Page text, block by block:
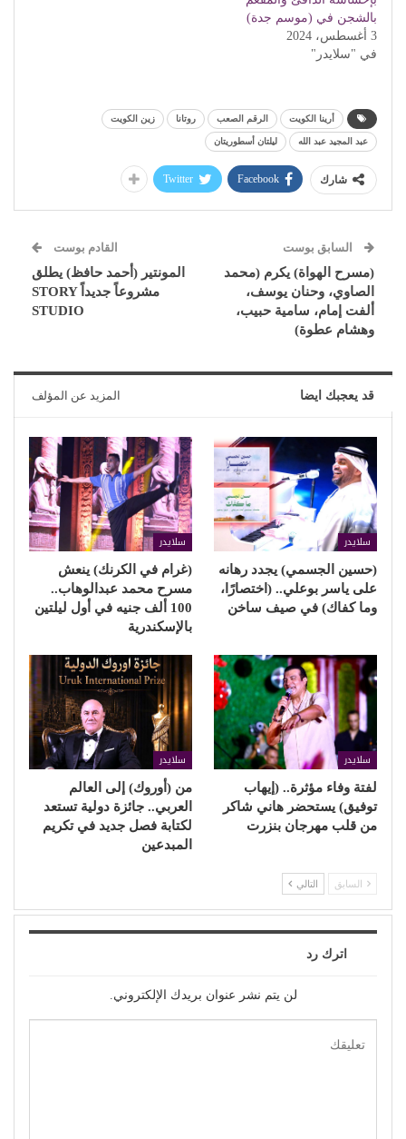
بالشجن في (موسم جدة)
3 أغسطس، 2024
في "سلايدر"
أرينا الكويت الرقم الصعب روتانا زين الكويت
عبد المجيد عبد الله ليلتان أسطوريتان
شارك Facebook
Twitter
السابق بوست
(مسرح الهواة) يكرم (محمد
الصاوي، وحنان يوسف،
ألفت إمام، سامية حبيب،
وهشام عطوة)
القادم بوست
المونتير (أحمد حافظ) يطلق
مشروعاً جديداً STORY
STUDIO
قد يعجبك ايضا المزيد عن المؤلف
سلايدر
(حسين الجسمي) يجدد رهانه
على ياسر بوعلي.. (اختصارًا،
وما كفاك) في صيف ساخن
سلايدر
(غرام في الكرنك) ينعش
مسرح محمد عبدالوهاب..
100 ألف جنيه في أول ليلتين
بالإسكندرية
سلايدر
لفتة وفاء مؤثرة.. (إيهاب
توفيق) يستحضر هاني شاكر
من قلب مهرجان بنزرت
سلايدر
من (أوروك) إلى العالم
العربي.. جائزة دولية تستعد
لكتابة فصل جديد في تكريم
المبدعين
السابق التالي
اترك رد
لن يتم نشر عنوان بريدك الإلكتروني.